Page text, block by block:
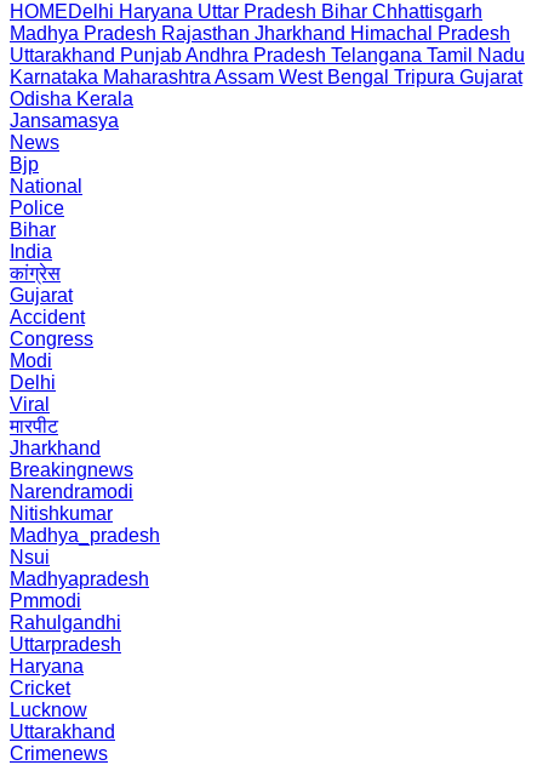
HOMEDelhi Haryana Uttar Pradesh Bihar Chhattisgarh
Madhya Pradesh Rajasthan Jharkhand Himachal Pradesh
Uttarakhand PunjabAndhra Pradesh Telangana Tamil Nadu
Karnataka Maharashtra Assam West Bengal Tripura Gujarat
Odisha Kerala
Jansamasya
News
Bjp
National
Police
Bihar
India
कांग्रेस
Gujarat
Accident
Congress
Modi
Delhi
Viral
मारपीट
Jharkhand
Breakingnews
Narendramodi
Nitishkumar
Madhya_pradesh
Nsui
Madhyapradesh
Pmmodi
Rahulgandhi
Uttarpradesh
Haryana
Cricket
Lucknow
Uttarakhand
Crimenews